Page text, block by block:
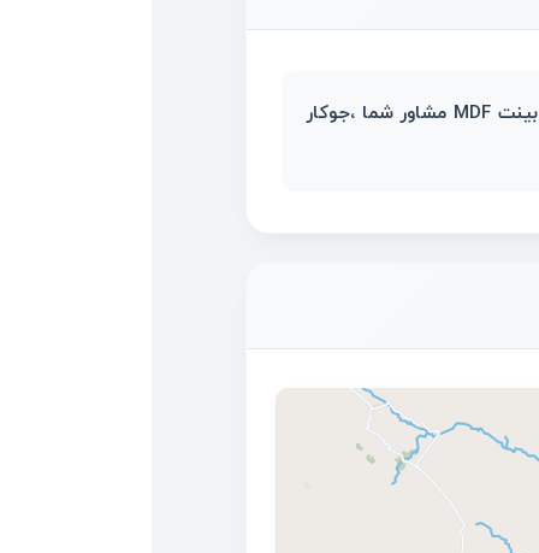
بنام خداوند ✅واحد دوخوابه ✅کناف و نورپردازی ✅سالن بزرگ و دلباز ✅نورگیر ✅کف سرامیک ✅کابینت MDF مشاور شما ،جوکار